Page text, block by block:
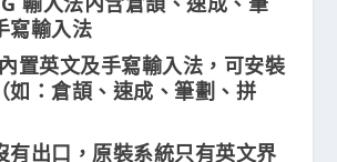
寫輸入法
置英文及手寫輸入法，可安裝
如：倉頡、速成、筆劃、拼
有出口，原裝系統只有英文界